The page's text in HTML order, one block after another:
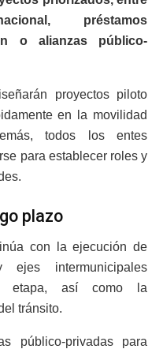
préstamos
o alianzas público-
proyectos piloto
en la movilidad
todos los entes
para establecer roles y
plazo
con la ejecución de
intermunicipales
etapa, así como la
tránsito.
público-privadas para